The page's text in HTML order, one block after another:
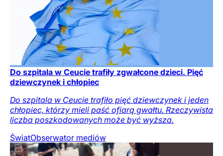
Do szpitala w Ceucie trafiły zgwałcone dzieci. Pięć
dziewczynek i chłopiec
Do szpitala w Ceucie trafiło pięć dziewczynek i jeden
chłopiec, którzy mieli paść ofiarą gwałtu. Rzeczywista
liczba poszkodowanych może być wyższa.
ŚwiatObserwator mediów